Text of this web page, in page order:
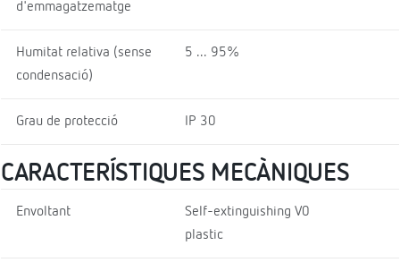
d'emmagatzematge
Humitat relativa (sense
condensació)
5 ... 95%
Grau de protecció IP 30
CARACTERÍSTIQUES MECÀNIQUES
Envoltant
Self-extinguishing V0
plastic